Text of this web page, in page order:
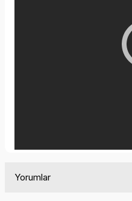
Yorumlar